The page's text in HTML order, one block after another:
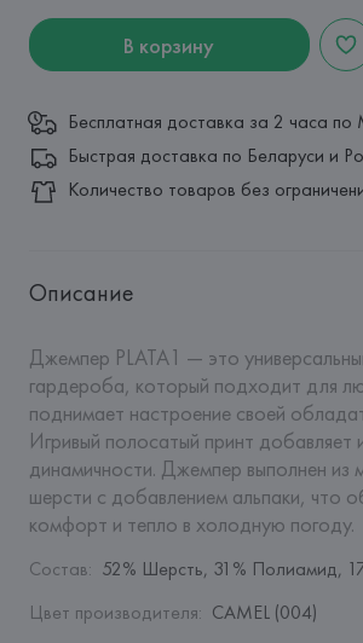
В корзину
Бесплатная доставка за 2 часа по
Быстрая доставка по Беларуси и
Количество товаров без
Описание
Джемпер PLATA1 — это
гардероба, который подходит для
поднимает настроение своей
Игривый полосатый принт добавляет
динамичности. Джемпер выполнен из
шерсти с добавлением альпаки, что
комфорт и тепло в холодную погоду.
Состав: 52% Шерсть, 31% Полиамид,
Цвет производителя: CAMEL (004)